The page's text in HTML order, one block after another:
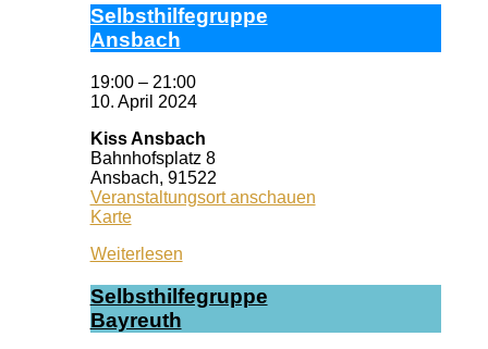
Selbst­hil­fe­grup­pe
Ans­bach
19:00 – 21:00
10. April 2024
Kiss Ansbach
Bahnhofsplatz 8
Ansbach, 91522
Veranstaltungsort anschauen
KarteKiss
Weiterlesen
Selbst­hil­fe­grup­pe
Bay­reuth